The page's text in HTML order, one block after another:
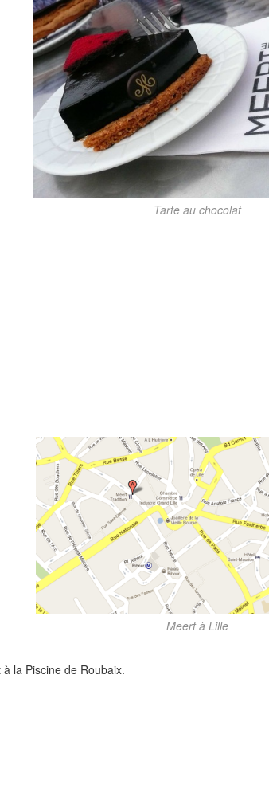
Tarte au chocolat
Meert à Lille
la Piscine de Roubaix.